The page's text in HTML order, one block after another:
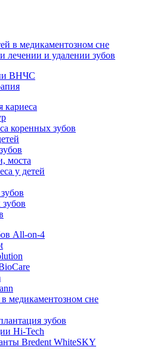
в медикаментозном сне
лечении и удалении зубов
ВНЧС
кариеса
коренных зубов
моста
у детей
All‑on‑4
медикаментозном сне
зубов
Hi-Tech
Bredent WhiteSKY